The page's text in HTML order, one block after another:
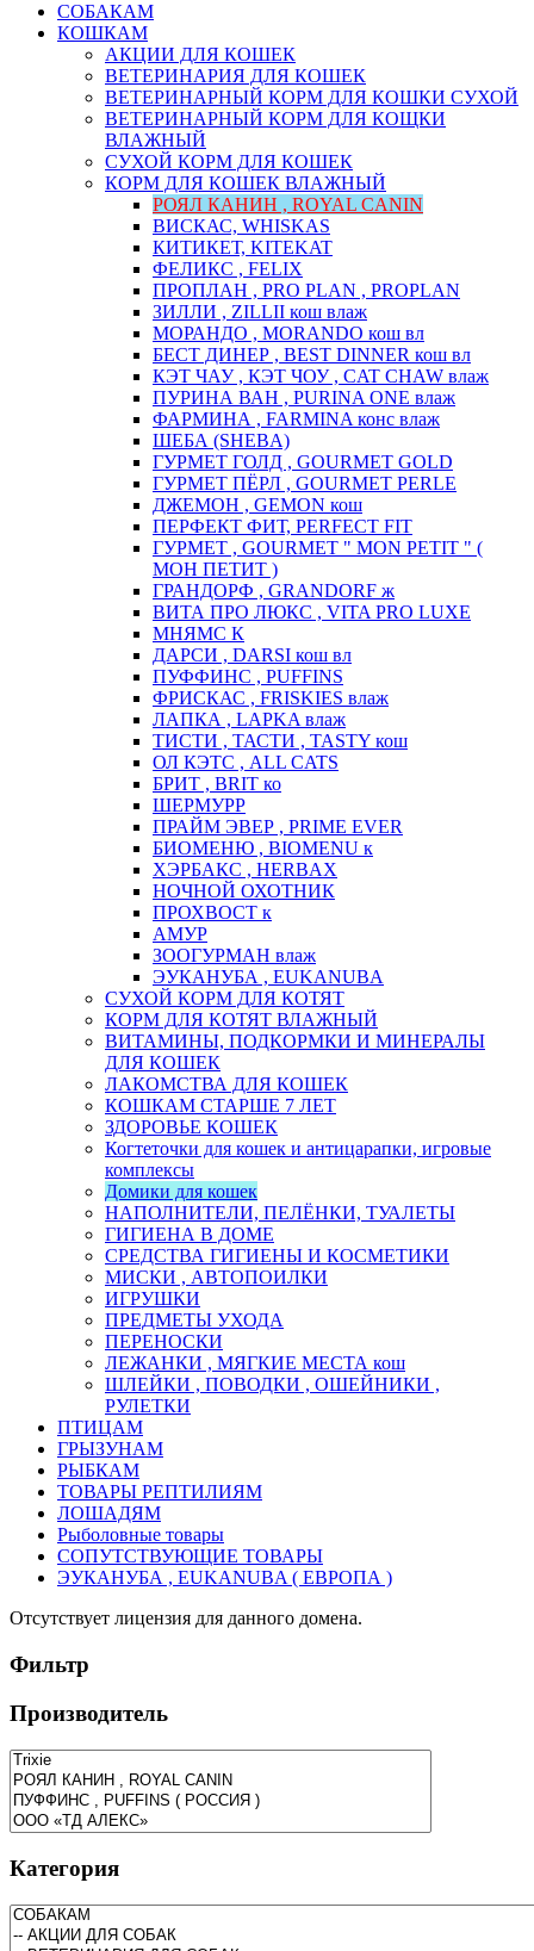
СОБАКАМ
КОШКАМ
АКЦИИ ДЛЯ КОШЕК
ВЕТЕРИНАРИЯ ДЛЯ КОШЕК
ВЕТЕРИНАРНЫЙ КОРМ ДЛЯ КОШКИ СУХОЙ
ВЕТЕРИНАРНЫЙ КОРМ ДЛЯ КОЩКИ
ВЛАЖНЫЙ
СУХОЙ КОРМ ДЛЯ КОШЕК
КОРМ ДЛЯ КОШЕК ВЛАЖНЫЙ
РОЯЛ КАНИН , ROYAL CANIN
ВИСКАС, WHISKAS
КИТИКЕТ, KITEKAT
ФЕЛИКС , FELIX
ПРОПЛАН , PRO PLAN , PROPLAN
ЗИЛЛИ , ZILLII кош влаж
МОРАНДО , MORANDO кош вл
БЕСТ ДИНЕР , BEST DINNER кош вл
КЭТ ЧАУ , КЭТ ЧОУ , CAT CHAW влаж
ПУРИНА ВАН , PURINA ONE влаж
ФАРМИНА , FARMINA конс влаж
ШЕБА (SHEBA)
ГУРМЕТ ГОЛД , GOURMET GOLD
ГУРМЕТ ПЁРЛ , GOURMET PERLE
ДЖЕМОН , GEMON кош
ПЕРФЕКТ ФИТ, PERFECT FIT
ГУРМЕТ , GOURMET " MON PETIT " (
МОН ПЕТИТ )
ГРАНДОРФ , GRANDORF ж
ВИТА ПРО ЛЮКС , VITA PRO LUXE
МНЯМС К
ДАРСИ , DARSI кош вл
ПУФФИНС , PUFFINS
ФРИСКАС , FRISKIES влаж
ЛАПКА , LAPKA влаж
ТИСТИ , ТАСТИ , TASTY кош
ОЛ КЭТС , ALL CATS
БРИТ , BRIT ко
ШЕРМУРР
ПРАЙМ ЭВЕР , PRIME EVER
БИОМЕНЮ , BIOMENU к
ХЭРБАКС , HERBAX
НОЧНОЙ ОХОТНИК
ПРОХВОСТ к
АМУР
ЗООГУРМАН влаж
ЭУКАНУБА , EUKANUBA
СУХОЙ КОРМ ДЛЯ КОТЯТ
КОРМ ДЛЯ КОТЯТ ВЛАЖНЫЙ
ВИТАМИНЫ, ПОДКОРМКИ И МИНЕРАЛЫ
ДЛЯ КОШЕК
ЛАКОМСТВА ДЛЯ КОШЕК
КОШКАМ СТАРШЕ 7 ЛЕТ
ЗДОРОВЬЕ КОШЕК
Когтеточки для кошек и антицарапки, игровые
комплексы
Домики для кошек
НАПОЛНИТЕЛИ, ПЕЛЁНКИ, ТУАЛЕТЫ
ГИГИЕНА В ДОМЕ
СРЕДСТВА ГИГИЕНЫ И КОСМЕТИКИ
МИСКИ , АВТОПОИЛКИ
ИГРУШКИ
ПРЕДМЕТЫ УХОДА
ПЕРЕНОСКИ
ЛЕЖАНКИ , МЯГКИЕ МЕСТА кош
ШЛЕЙКИ , ПОВОДКИ , ОШЕЙНИКИ ,
РУЛЕТКИ
ПТИЦАМ
ГРЫЗУНАМ
РЫБКАМ
ТОВАРЫ РЕПТИЛИЯМ
ЛОШАДЯМ
Рыболовные товары
СОПУТСТВУЮЩИЕ ТОВАРЫ
ЭУКАНУБА , EUKANUBA ( ЕВРОПА )
Отсутствует лицензия для данного домена.
Фильтр
Производитель
Категория